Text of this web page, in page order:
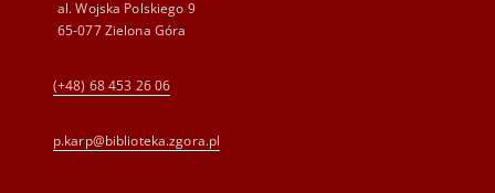
al. Wojska Polskiego 9
65-077 Zielona Góra
(+48) 68 453 26 06
p.karp@biblioteka.zgora.pl